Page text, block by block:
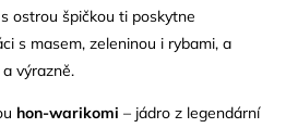
s ostrou špičkou ti poskytne
s masem, zeleninou i rybami, a
výrazně.
hon-warikomi – jádro z legendární